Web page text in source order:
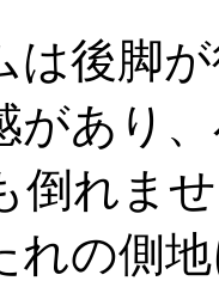
は後脚
があり
倒れま
れの側